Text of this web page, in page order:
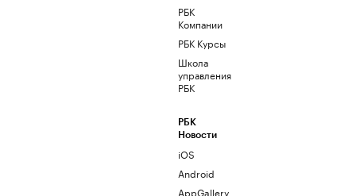
РБК
Компании
РБК Курсы
Школа
управления
РБК
РБК
Новости
iOS
Android
AppGallery